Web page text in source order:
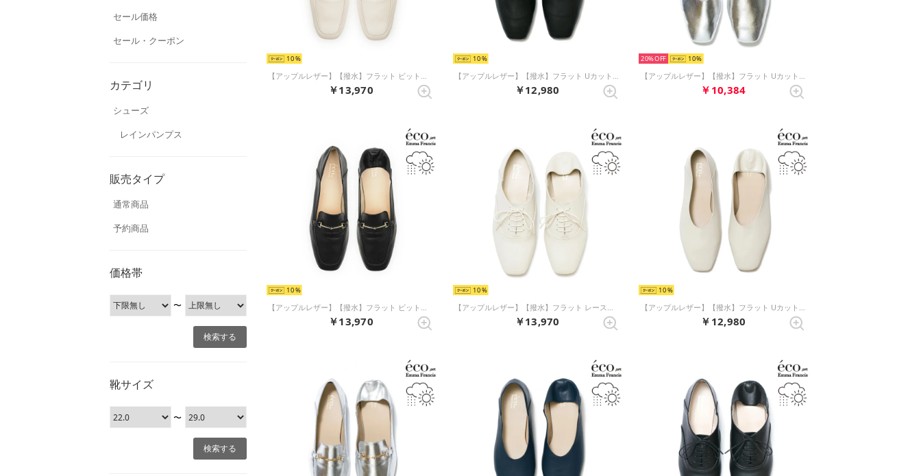
セール価格
セール・クーポン
カテゴリ
シューズ
レインパンプス
販売タイプ
通常商品
予約商品
価格帯
〜
靴サイズ
〜
10
￥13,970
10
￥12,980
20% 10
￥10,384
10
￥13,970
10
￥13,970
10
￥12,980